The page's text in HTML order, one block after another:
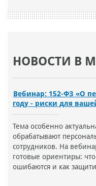
НОВОСТИ В
Вебинар: 152-ФЗ «О
году - риски для
Тема особенно
обрабатывают
сотрудников. На
готовые ориентиры:
ошибаются и как